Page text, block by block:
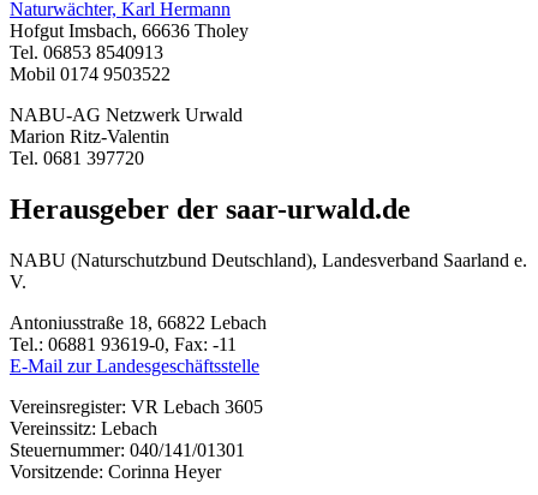
Naturwächter, Karl Hermann
Hofgut Imsbach, 66636 Tholey
Tel. 06853 8540913
Mobil 0174 9503522
NABU-AG Netzwerk Urwald
Marion Ritz-Valentin
Tel. 0681 397720
Herausgeber der saar-urwald.de
NABU (Naturschutzbund Deutschland), Landesverband Saarland e.
V.
Antoniusstraße 18, 66822 Lebach
Tel.: 06881 93619-0, Fax: -11
E-Mail zur Landesgeschäftsstelle
Vereinsregister: VR Lebach 3605
Vereinssitz: Lebach
Steuernummer: 040/141/01301
Vorsitzende: Corinna Heyer